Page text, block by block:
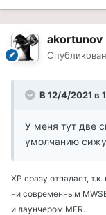
akortunov
В 12/4/2021 в
У меня тут две
умолчанию
XP сразу отпадает,
ни современным
и лаунчером MFR.